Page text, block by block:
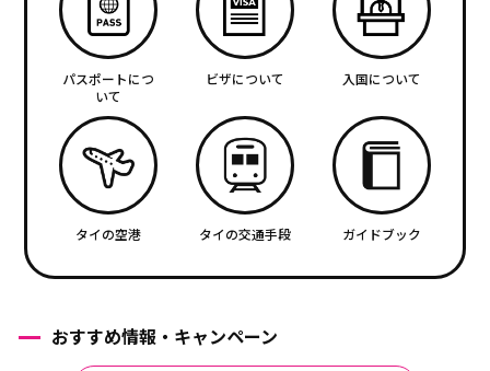
パスポートにつ
いて
ビザについて 入国について
タイの空港 タイの交通手段 ガイドブック
おすすめ情報・キャンペーン